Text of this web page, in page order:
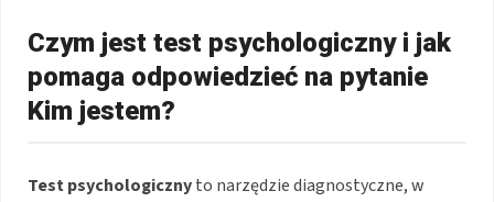
Czym jest test psychologiczny i jak
pomaga odpowiedzieć na pytanie
Kim jestem?
Test psychologicznyto narzędzie diagnostyczne, w